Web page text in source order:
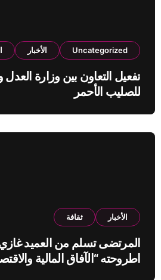
Uncategorized الأخبار
تفعيل التعاون بين وزارة العدل
للصليب الأحمر
الأخبار ثقافة
المرتضى تسلم من العميد
اطروحته “الآفاق المالية